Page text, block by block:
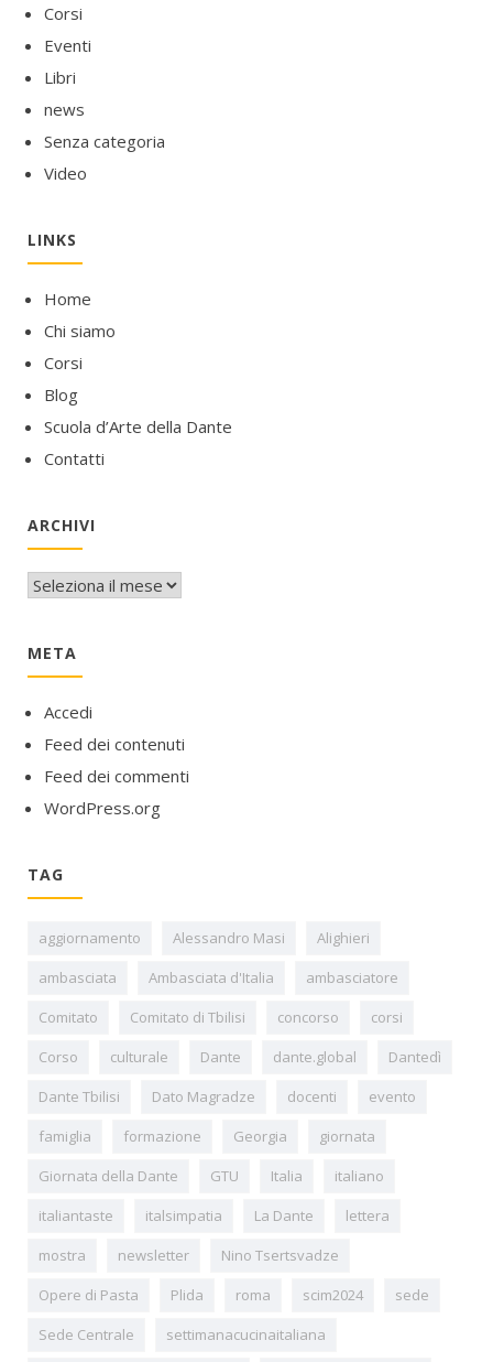
Corsi
Eventi
Libri
news
Senza categoria
Video
LINKS
Home
Chi siamo
Corsi
Blog
Scuola d’Arte della Dante
Contatti
ARCHIVI
Archivi
META
Accedi
Feed dei contenuti
Feed dei commenti
WordPress.org
TAG
aggiornamento Alessandro Masi
Alighieri
ambasciata
Ambasciata d'Italia
ambasciatore
Comitato
Comitato di Tbilisi concorso
corsi
Corso
culturale Dante dante.global
Dantedì
Dante Tbilisi
Dato Magradze docenti
evento
famiglia
formazione Georgia
giornata
Giornata della Dante
GTU Italia
italiano
italiantaste
italsimpatia La Dante
lettera
mostra
newsletter
Nino Tsertsvadze
Opere di Pasta
Plida roma scim2024
sede
Sede Centrale
settimanacucinaitaliana